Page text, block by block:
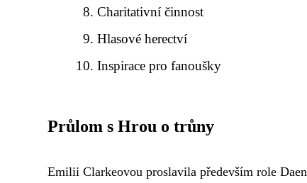
Charitativní činnost
Hlasové herectví
Inspirace pro fanoušky
Průlom s Hrou o trůny
Emilii Clarkeovou proslavila především role